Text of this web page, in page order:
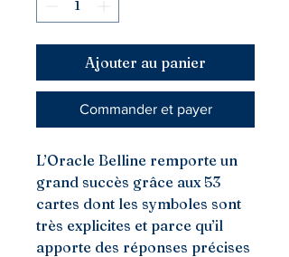
Ajouter au panier
Commander et payer
L’Oracle Belline remporte un
grand succès grâce aux 53
cartes dont les symboles sont
très explicites et parce qu’il
apporte des réponses précises